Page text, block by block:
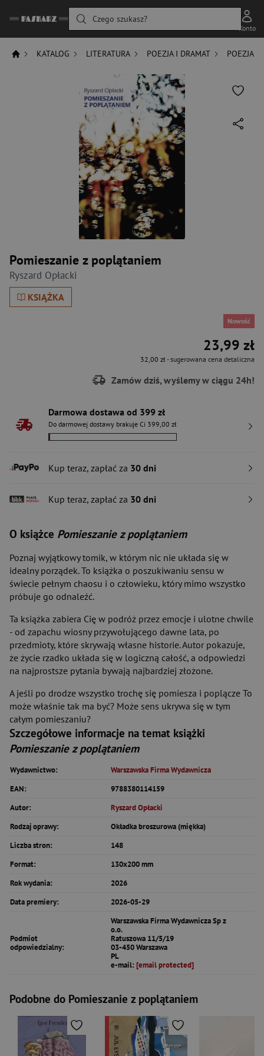
Czego szukasz?
Konto
KATALOG LITERATURA POEZJA I DRAMAT POEZJA
Pomieszanie z poplątaniem
Ryszard Opłacki
KSIĄŻKA
Nowość
23,99 zł
32,00 zł- sugerowana cena detaliczna
Zamów dziś, wyślemy w ciągu 24h!
Darmowa dostawa od 399 zł
Do darmowej dostawy brakuje Ci 399,00 zł
Kup teraz, zapłać za 30 dni
Kup teraz, zapłać za 30 dni
O książce Pomieszanie z poplątaniem
Poznaj wyjątkowy tomik, w którym nic nie układa się w
idealny porządek. To książka o poszukiwaniu sensu w
świecie pełnym chaosu i o człowieku, który mimo wszystko
próbuje go odnaleźć.
Ta książka zabiera Cię w podróż przez emocje i ulotne chwile
- od zapachu wiosny przywołującego dawne lata, po
przedmioty, które skrywają własne historie. Autor pokazuje,
że życie rzadko układa się w logiczną całość, a odpowiedzi
na najprostsze pytania bywają najbardziej złożone.
A jeśli po drodze wszystko trochę się pomiesza i poplącze To
może właśnie tak ma być? Może sens ukrywa się w tym
całym pomieszaniu?
Szczegółowe informacje na temat książki
Pomieszanie z poplątaniem
Wydawnictwo:
Warszawska Firma Wydawnicza
EAN:
9788380114159
Autor:
Ryszard Opłacki
Rodzaj oprawy:
Okładka broszurowa (miękka)
Liczba stron:
148
Format:
130x200 mm
Rok wydania:
2026
Data premiery:
2026-05-29
Podmiot
odpowiedzialny:
Warszawska Firma Wydawnicza Sp z
o.o.
Ratuszowa 11/5/19
03-450 Warszawa
PL
e-mail: [email protected]
Podobne do Pomieszanie z poplątaniem